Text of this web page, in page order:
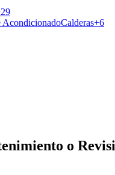
AcondicionadoCalderas+6
o